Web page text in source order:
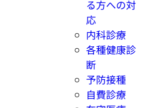
る方への対
応
内科診療
各種健康診
断
予防接種
自費診療